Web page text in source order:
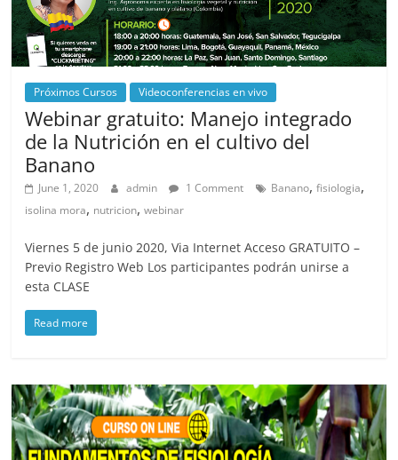
Próximos Cursos Videoconferencias en vivo
Webinar gratuito: Manejo integrado
de la Nutrición en el cultivo del
Banano
June 1, 2020 admin 1 Comment Banano,fisiologia,
isolina mora, nutricion,webinar
Viernes 5 de junio 2020, Via Internet Acceso GRATUITO –
Previo Registro Web Los participantes podrán unirse a
esta CLASE
Read more